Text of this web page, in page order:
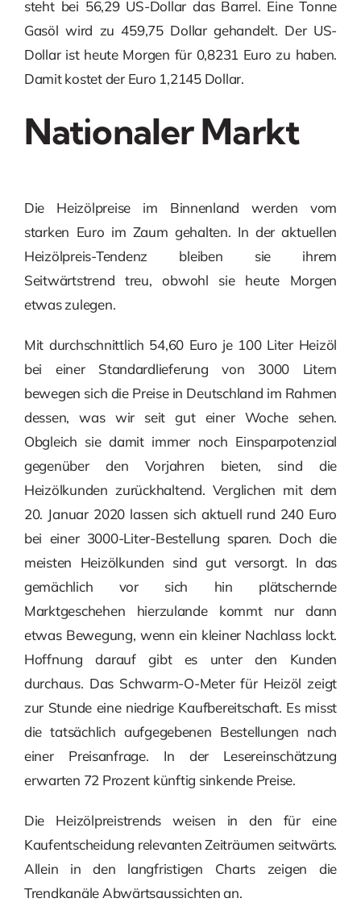
steht bei 56,29 US-Dollar das Barrel. Eine Tonne
Gasöl wird zu 459,75 Dollar gehandelt. Der US-
Dollar ist heute Morgen für 0,8231 Euro zu haben.
Damit kostet der Euro 1,2145 Dollar.
Nationaler Markt
Die Heizölpreise im Binnenland werden vom
starken Euro im Zaum gehalten. In der aktuellen
Heizölpreis-Tendenz bleiben sie ihrem
Seitwärtstrend treu, obwohl sie heute Morgen
etwas zulegen.
Mit durchschnittlich 54,60 Euro je 100 Liter Heizöl
bei einer Standardlieferung von 3000 Litern
bewegen sich die Preise in Deutschland im Rahmen
dessen, was wir seit gut einer Woche sehen.
Obgleich sie damit immer noch Einsparpotenzial
gegenüber den Vorjahren bieten, sind die
Heizölkunden zurückhaltend. Verglichen mit dem
20. Januar 2020 lassen sich aktuell rund 240 Euro
bei einer 3000-Liter-Bestellung sparen. Doch die
meisten Heizölkunden sind gut versorgt. In das
gemächlich vor sich hin plätschernde
Marktgeschehen hierzulande kommt nur dann
etwas Bewegung, wenn ein kleiner Nachlass lockt.
Hoffnung darauf gibt es unter den Kunden
durchaus. Das Schwarm-O-Meter für Heizöl zeigt
zur Stunde eine niedrige Kaufbereitschaft. Es misst
die tatsächlich aufgegebenen Bestellungen nach
einer Preisanfrage. In der Lesereinschätzung
erwarten 72 Prozent künftig sinkende Preise.
Die Heizölpreistrends weisen in den für eine
Kaufentscheidung relevanten Zeiträumen seitwärts.
Allein in den langfristigen Charts zeigen die
Trendkanäle Abwärtsaussichten an.